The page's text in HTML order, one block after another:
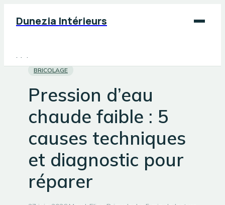
Dunezia Intérieurs
Maison
Jardinage
Bricolage
BRICOLAGE
Pression d’eau
chaude faible : 5
causes techniques
et diagnostic pour
réparer